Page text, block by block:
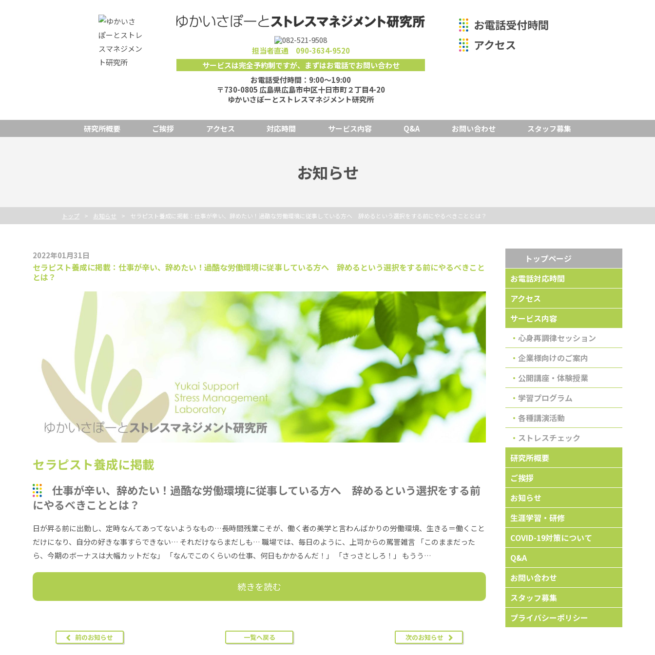
担当者直通 090-3634-9520
サービスは完全予約制ですが、 まずはお電話でお問い合わせ
お電話受付時間：9:00～19:00
〒730-0805 広島県広島市中区十日市町２丁目4-20
ゆかいさぽーとストレスマネジメント研究所
お電話受付時間
アクセス
研究所概要 ご挨拶 アクセス 対応時間 サービス内容 Q&A お問い合わせ スタッフ募集
お知らせ
トップ お知らせ セラピスト養成に掲載：仕事が辛い、辞めたい！過酷な労働環境に従事している方へ 辞めるという選択をする前にやるべきこととは？
2022年01月31日
セラピスト養成に掲載：仕事が辛い、辞めたい！過酷な労働環境に従事している方へ 辞めるという選択をする前にやるべきこと
とは？
セラピスト養成に掲載
仕事が辛い、辞めたい！過酷な労働環境に従事している方へ 辞めるという選択をする前
にやるべきこととは？
日が昇る前に出勤し、定時なんてあってないようなもの…長時間残業こそが、働く者の美学と言わんばかりの労働環境、生きる＝働くこと
だけになり、自分の好きな事すらできない… それだけならまだしも… 職場では、毎日のように、上司からの罵詈雑言 「このままだった
ら、今期のボーナスは大幅カットだな」 「なんでこのくらいの仕事、何日もかかるんだ！」 「さっさとしろ！」 もうう…
続きを読む
前のお知らせ 一覧へ戻る 次のお知らせ
トップページ
お電話対応時間
アクセス
サービス内容
心身再調律セッション
企業様向けのご案内
公開講座・体験授業
学習プログラム
各種講演活動
ストレスチェック
研究所概要
ご挨拶
お知らせ
生涯学習・研修
COVID-19対策について
Q&A
お問い合わせ
スタッフ募集
プライバシーポリシー